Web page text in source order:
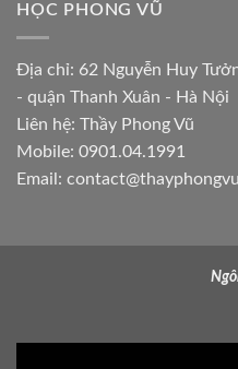
HỌC PHONG VŨ
Địa chỉ: 62 Nguyễn Huy
- quận Thanh Xuân - Hà Nội
Liên hệ: Thầy Phong Vũ
Mobile: 0901.04.1991
Email: